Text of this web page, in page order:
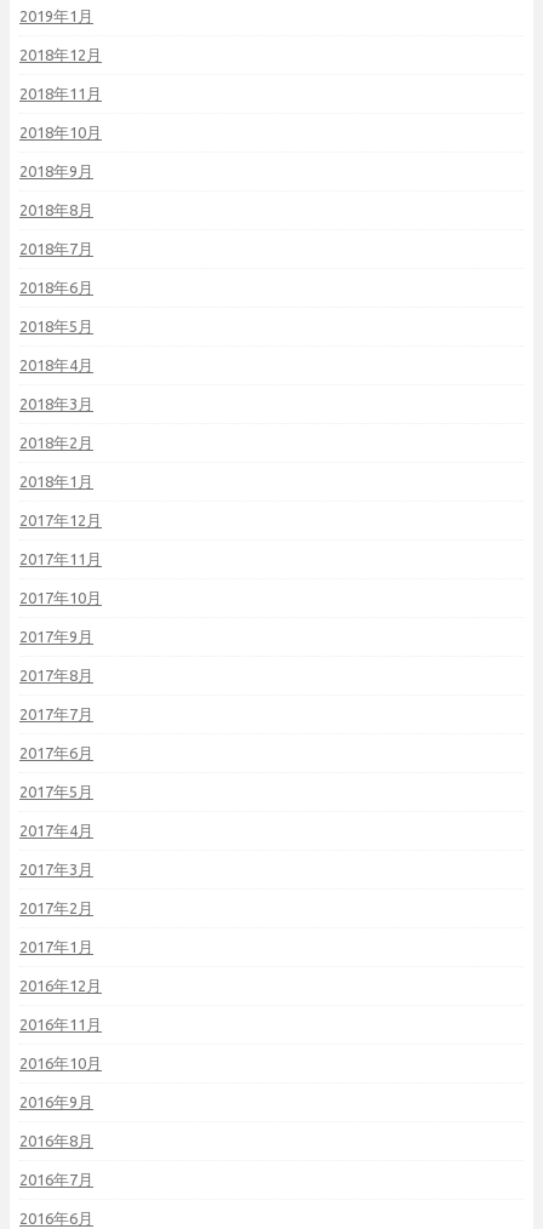
2019年1月
2018年12月
2018年11月
2018年10月
2018年9月
2018年8月
2018年7月
2018年6月
2018年5月
2018年4月
2018年3月
2018年2月
2018年1月
2017年12月
2017年11月
2017年10月
2017年9月
2017年8月
2017年7月
2017年6月
2017年5月
2017年4月
2017年3月
2017年2月
2017年1月
2016年12月
2016年11月
2016年10月
2016年9月
2016年8月
2016年7月
2016年6月